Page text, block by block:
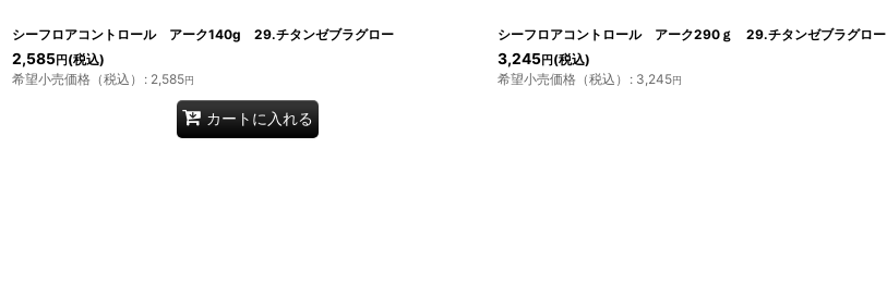
シーフロアコントロール アーク140g 29.チタンゼブラグロー
2,585円 (税込)
希望小売価格（税込） : 2,585円
カートに入れる
シーフロアコントロール アーク290ｇ 29.チタンゼブラグロー
3,245円(税込)
希望小売価格（税込） : 3,245円